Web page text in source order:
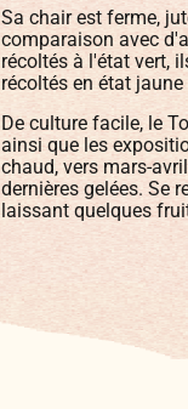
Sa chair est ferme,
comparaison avec
récoltés à l'état vert,
récoltés en état
De culture facile, le
ainsi que les
chaud, vers mars-
dernières gelées. Se
laissant quelques